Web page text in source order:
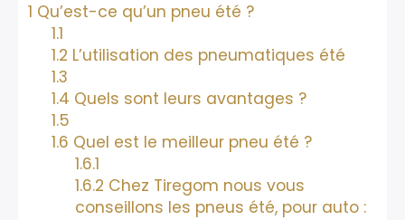
1 Qu’est-ce qu’un pneu été ?
1.1
1.2 L’utilisation des pneumatiques été
1.3
1.4 Quels sont leurs avantages ?
1.5
1.6 Quel est le meilleur pneu été ?
1.6.1
1.6.2 Chez Tiregom nous vous
conseillons les pneus été, pour auto :